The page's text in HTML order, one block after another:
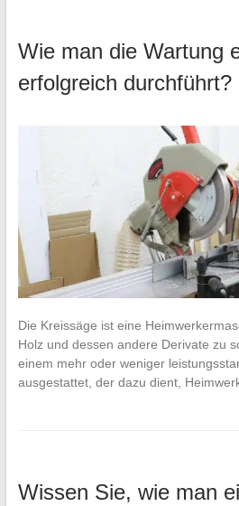
Wie man die Wartung
erfolgreich durchführt?
Die Kreissäge ist eine
Holz und dessen andere Derivate zu
einem mehr oder weniger
ausgestattet, der dazu dient,
Wissen Sie, wie man